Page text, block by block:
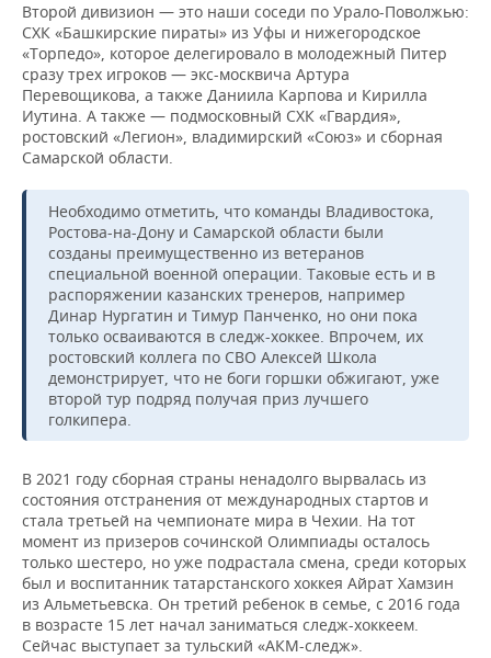
Второй дивизион — это наши соседи по Урало-Поволжью:
СХК «Башкирские пираты» из Уфы и нижегородское
«Торпедо», которое делегировало в молодежный Питер
сразу трех игроков — экс-москвича Артура
Перевощикова, а также Даниила Карпова и Кирилла
Иутина. А также — подмосковный СХК «Гвардия»,
ростовский «Легион», владимирский «Союз» и сборная
Самарской области.
Необходимо отметить, что команды Владивостока,
Ростова-на-Дону и Самарской области были
созданы преимущественно из ветеранов
специальной военной операции. Таковые есть и в
распоряжении казанских тренеров, например
Динар Нургатин и Тимур Панченко, но они пока
только осваиваются в следж-хоккее. Впрочем, их
ростовский коллега по СВО Алексей Школа
демонстрирует, что не боги горшки обжигают, уже
второй тур подряд получая приз лучшего
голкипера.
В 2021 году сборная страны ненадолго вырвалась из
состояния отстранения от международных стартов и
стала третьей на чемпионате мира в Чехии. На тот
момент из призеров сочинской Олимпиады осталось
только шестеро, но уже подрастала смена, среди которых
был и воспитанник татарстанского хоккея Айрат Хамзин
из Альметьевска. Он третий ребенок в семье, с 2016 года
в возрасте 15 лет начал заниматься следж-хоккеем.
Сейчас выступает за тульский «АКМ-следж».